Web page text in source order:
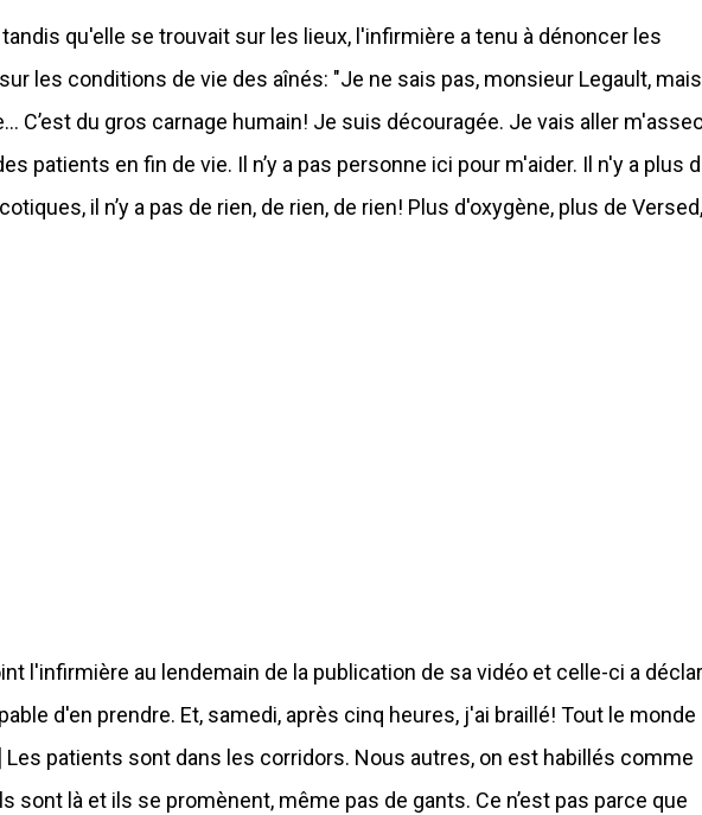
qu'elle se trouvait sur les lieux, l'infirmière a tenu à dénoncer les
les conditions de vie des aînés: "Je ne sais pas, monsieur Legault,
C’est du gros carnage humain! Je suis découragée. Je vais aller
patients en fin de vie. Il n’y a pas personne ici pour m'aider. Il n'y a plus
il n’y a pas de rien, de rien, de rien! Plus d'oxygène, plus de Versed,
l'infirmière au lendemain de la publication de sa vidéo et celle-ci a
d'en prendre. Et, samedi, après cinq heures, j'ai braillé! Tout le monde
Les patients sont dans les corridors. Nous autres, on est habillés comme
sont là et ils se promènent, même pas de gants. Ce n’est pas parce que